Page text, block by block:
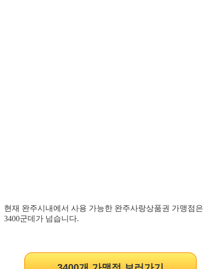
현재 완주시내에서 사용 가능한 완주사랑상품권 가맹점은
3400군데가 넘습니다.